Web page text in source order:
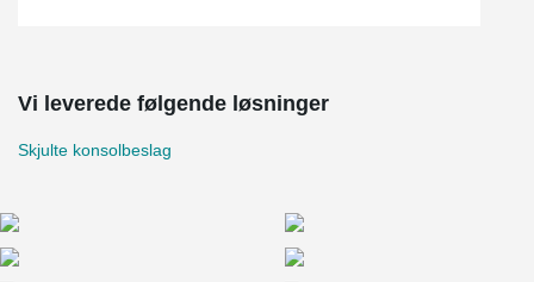
Vi leverede følgende løsninger
Skjulte konsolbeslag